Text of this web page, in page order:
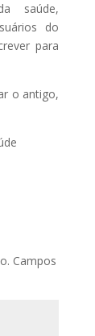
saúde,
do
para
o antigo,
Campos